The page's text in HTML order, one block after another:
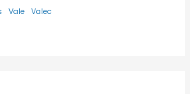
Vale Valec